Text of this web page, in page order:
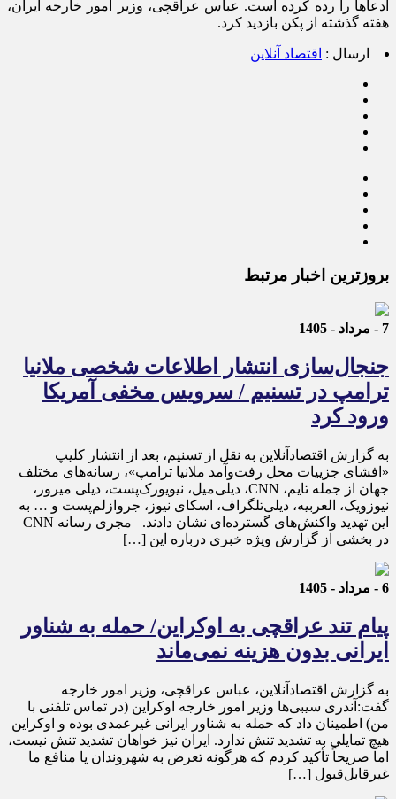
ادعاها را رده کرده است. عباس عراقچی، وزیر امور خارجه ایران،
هفته گذشته از پکن بازدید کرد.
ارسال : اقتصاد آنلاین
بروزترین اخبار مرتبط
7 - مرداد - 1405
جنجال‌سازی انتشار اطلاعات شخصی ملانیا
ترامپ در تسنیم / سرویس مخفی آمریکا
ورود کرد
به گزارش اقتصادآنلاین به نقل از تسنیم، بعد از انتشار کلیپ
«افشای جزییات محل رفت‌وآمد ملانیا ترامپ»، رسانه‌های مختلف
جهان از جمله تایم، CNN، دیلی‌میل، نیویورک‌پست، دیلی میرور،
نیوزویک، العربیه، دیلی‌تلگراف، اسکای نیوز، جروازلم‌پست و … به
این تهدید واکنش‌های گسترده‌ای نشان دادند. مجری رسانه CNN
در بخشی از گزارش ویژه خبری درباره این […]
6 - مرداد - 1405
پیام تند عراقچی به اوکراین/ حمله به شناور
ایرانی بدون هزینه نمی‌ماند
به گزارش اقتصادآنلاین، عباس عراقچی، وزیر امور خارجه
گفت:آندری سیبی‌ها وزیر امور خارجه اوکراین (در تماس تلفنی با
من) اطمینان داد که حمله به شناور ایرانی غیرعمدی بوده و اوکراین
هیچ تمایلی به تشدید تنش ندارد. ایران نیز خواهان تشدید تنش نیست،
اما صریحاً تأکید کردم که هرگونه تعرض به شهروندان یا منافع ما
غیرقابل‌قبول […]